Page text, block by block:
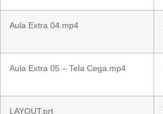
Aula Extra 04.mp4
Aula Extra 05 – Tela Cega.mp4
LAYOUT.prt